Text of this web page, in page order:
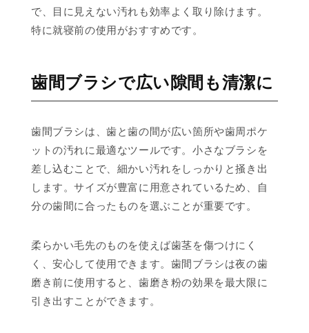
で、目に見えない汚れも効率よく取り除けます。
特に就寝前の使用がおすすめです。
歯間ブラシで広い隙間も清潔に
歯間ブラシは、歯と歯の間が広い箇所や歯周ポケ
ットの汚れに最適なツールです。小さなブラシを
差し込むことで、細かい汚れをしっかりと掻き出
します。サイズが豊富に用意されているため、自
分の歯間に合ったものを選ぶことが重要です。
柔らかい毛先のものを使えば歯茎を傷つけにく
く、安心して使用できます。歯間ブラシは夜の歯
磨き前に使用すると、歯磨き粉の効果を最大限に
引き出すことができます。